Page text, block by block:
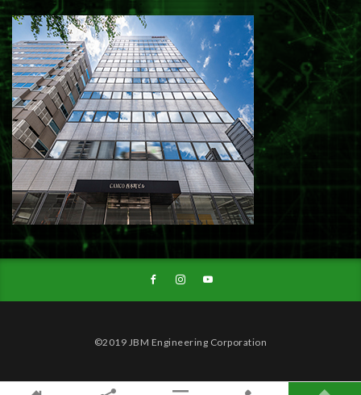
©2019 JBM Engineering Corporation